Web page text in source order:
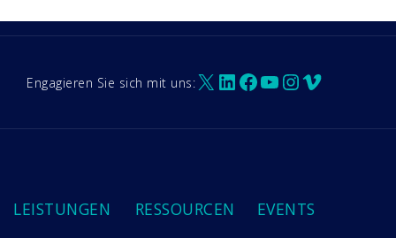
Engagieren Sie sich mit uns:X LinkedIn
Facebook
YouTube
Instagram
Vimeo
LEISTUNGEN RESSOURCEN EVENTS